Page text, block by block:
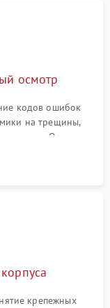
осмотр
кодов ошибок
на трещины,
нагрева. Опрос
видит посуду,
крепежных